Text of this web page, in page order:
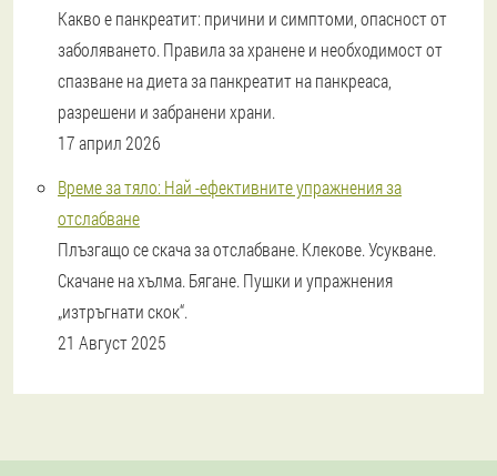
Какво е панкреатит: причини и симптоми, опасност от
заболяването. Правила за хранене и необходимост от
спазване на диета за панкреатит на панкреаса,
разрешени и забранени храни.
17 април 2026
Време за тяло: Най -ефективните упражнения за
отслабване
Плъзгащо се скача за отслабване. Клекове. Усукване.
Скачане на хълма. Бягане. Пушки и упражнения
„изтръгнати скок“.
21 Август 2025